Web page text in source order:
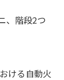
、階段2つ
ける自動火